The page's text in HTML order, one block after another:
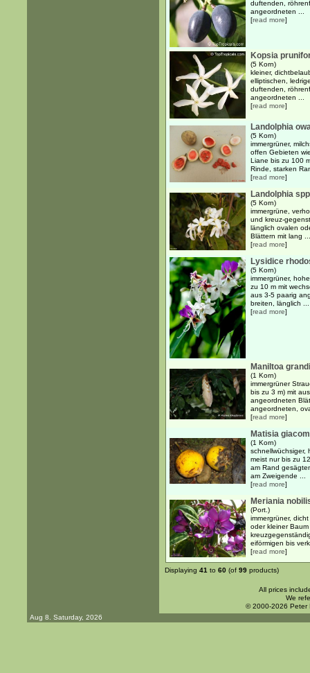
duftenden,
angeordneten ...
[read more]
Kopsia
(5 Korn)
kleiner,
elliptischen,
duftenden,
angeordneten ...
[read more]
Landolphia
(5 Korn)
immergrüner,
offen Gebieten
Liane bis zu 100
Rinde, starken
[read more]
Landolphia
(5 Korn)
immergrüne,
und kreuz-
länglich ovalen
Blättern mit lang ...
[read more]
Lysidice
(5 Korn)
immergrüner,
zu 10 m mit
aus 3-5 paarig
breiten, länglich ...
[read more]
Maniltoa
(1 Korn)
immergrüner
bis zu 3 m) mit
angeordneten
angeordneten,
[read more]
Matisia
(1 Korn)
schnellwüchsiger,
meist nur bis zu
am Rand
am Zweigende ...
[read more]
Meriania
(Port.)
immergrüner,
oder kleiner
eiförmigen bis
[read more]
Displaying 41 to 60 (of 99 products)
All prices
We
© 2000-2026 Peter
Aug 8. Saturday, 2026